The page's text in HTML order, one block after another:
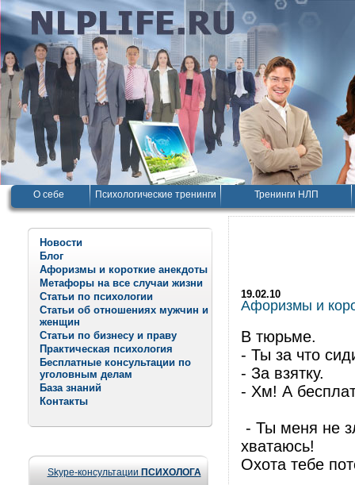
О себе Психологические тренинги Тренинги НЛП
Новости
Блог
Афоризмы и короткие анекдоты
Метафоры на все случаи жизни
Статьи по психологии
Статьи об отношениях мужчин и
женщин
Статьи по бизнесу и праву
Практическая психология
Бесплатные консультации по
уголовным делам
База знаний
Контакты
Skype-консультации ПСИХОЛОГА
19.02.10
Афоризмы и
В тюрьме.
- Ты за что
- За взятку.
- Хм! А
- Ты меня не
хватаюсь!
Охота тебе